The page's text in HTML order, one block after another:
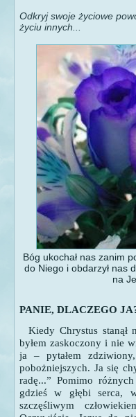
Odkryj swoje życiowe
życiu innych...
Bóg ukochał nas zanim
do Niego i obdarzył nas
na
PANIE, DLACZEGO
Kiedy Chrystus stanął
byłem zaskoczonyi nie
ja – pytałem
pobożniejszych. Ja się
radę...” Pomimo
gdzieś w głębi serca,
szczęśliwym